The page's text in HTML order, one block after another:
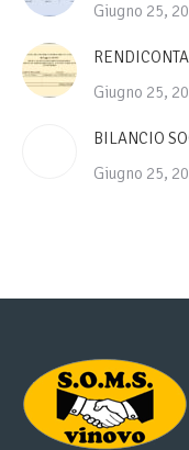
Giugno 25,
Giugno 25,
BILANCIO
Giugno 25,